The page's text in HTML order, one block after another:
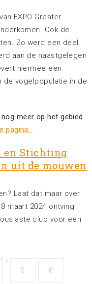
EXPO Greater
Ook de
Zo werd een deel
aan de naastgelegen
hiermee een
de vogelpopulatie in de
meer op het gebied
pagina.
en Stichting
uit de mouwen
Laat dat maar over
maart 2024 ontving
club voor een
5 6